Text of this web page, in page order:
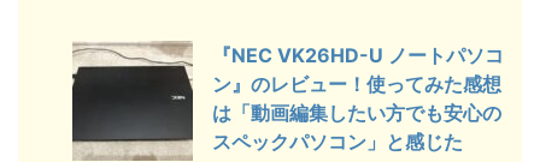
『NEC VK26HD-U ノートパソコ
ン』のレビュー！使ってみた感想
は「動画編集したい方でも安心の
スペックパソコン」と感じた